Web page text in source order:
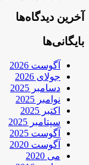
آخرین دیدگاه‌ها
بایگانی‌ها
آگوست 2026
جولای 2026
دسامبر 2025
نوامبر 2025
اکتبر 2025
سپتامبر 2025
آگوست 2025
آگوست 2020
می 2020